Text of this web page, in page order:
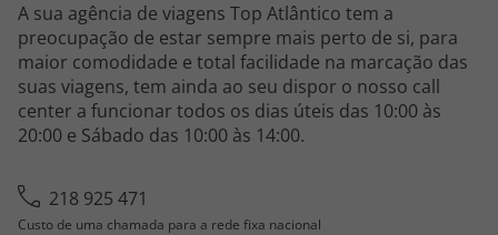
A sua agência de viagens Top Atlântico tem a
preocupação de estar sempre mais perto de si, para
maior comodidade e total facilidade na marcação das
suas viagens, tem ainda ao seu dispor o nosso call
center a funcionar todos os dias úteis das 10:00 às
20:00 e Sábado das 10:00 às 14:00.
218 925 471
Custo de uma chamada para a rede fixa nacional